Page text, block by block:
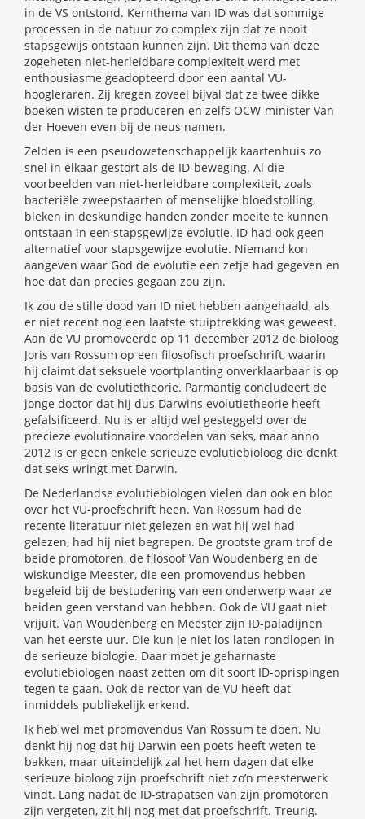
in de VS ontstond. Kernthema van ID was dat sommige
processen in de natuur zo complex zijn dat ze nooit
stapsgewijs ontstaan kunnen zijn. Dit thema van deze
zogeheten niet-herleidbare complexiteit werd met
enthousiasme geadopteerd door een aantal VU-
hoogleraren. Zij kregen zoveel bijval dat ze twee dikke
boeken wisten te produceren en zelfs OCW-minister Van
der Hoeven even bij de neus namen.
Zelden is een pseudowetenschappelijk kaartenhuis zo
snel in elkaar gestort als de ID-beweging. Al die
voorbeelden van niet-herleidbare complexiteit, zoals
bacteriële zweepstaarten of menselijke bloedstolling,
bleken in deskundige handen zonder moeite te kunnen
ontstaan in een stapsgewijze evolutie. ID had ook geen
alternatief voor stapsgewijze evolutie. Niemand kon
aangeven waar God de evolutie een zetje had gegeven en
hoe dat dan precies gegaan zou zijn.
Ik zou de stille dood van ID niet hebben aangehaald, als
er niet recent nog een laatste stuiptrekking was geweest.
Aan de VU promoveerde op 11 december 2012 de bioloog
Joris van Rossum op een filosofisch proefschrift, waarin
hij claimt dat seksuele voortplanting onverklaarbaar is op
basis van de evolutietheorie. Parmantig concludeert de
jonge doctor dat hij dus Darwins evolutietheorie heeft
gefalsificeerd. Nu is er altijd wel gesteggeld over de
precieze evolutionaire voordelen van seks, maar anno
2012 is er geen enkele serieuze evolutiebioloog die denkt
dat seks wringt met Darwin.
De Nederlandse evolutiebiologen vielen dan ook en bloc
over het VU-proefschrift heen. Van Rossum had de
recente literatuur niet gelezen en wat hij wel had
gelezen, had hij niet begrepen. De grootste gram trof de
beide promotoren, de filosoof Van Woudenberg en de
wiskundige Meester, die een promovendus hebben
begeleid bij de bestudering van een onderwerp waar ze
beiden geen verstand van hebben. Ook de VU gaat niet
vrijuit. Van Woudenberg en Meester zijn ID-paladijnen
van het eerste uur. Die kun je niet los laten rondlopen in
de serieuze biologie. Daar moet je geharnaste
evolutiebiologen naast zetten om dit soort ID-oprispingen
tegen te gaan. Ook de rector van de VU heeft dat
inmiddels publiekelijk erkend.
Ik heb wel met promovendus Van Rossum te doen. Nu
denkt hij nog dat hij Darwin een poets heeft weten te
bakken, maar uiteindelijk zal het hem dagen dat elke
serieuze bioloog zijn proefschrift niet zo’n meesterwerk
vindt. Lang nadat de ID-strapatsen van zijn promotoren
zijn vergeten, zit hij nog met dat proefschrift. Treurig.